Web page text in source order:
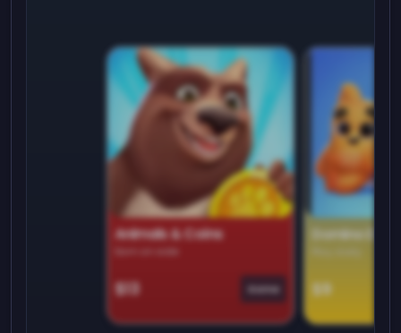
Animals & Coins
Earn on side
$13 Game
Domino
$9